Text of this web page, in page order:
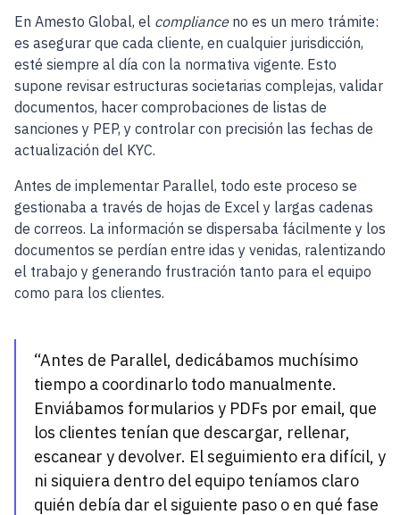
En Amesto Global, el complianceno es un mero trámite:
es asegurar que cada cliente, en cualquier jurisdicción,
esté siempre al día con la normativa vigente. Esto
supone revisar estructuras societarias complejas, validar
documentos, hacer comprobaciones de listas de
sanciones y PEP, y controlar con precisión las fechas de
actualización del KYC.
Antes de implementar Parallel, todo este proceso se
gestionaba a través de hojas de Excel y largas cadenas
de correos. La información se dispersaba fácilmente y los
documentos se perdían entre idas y venidas, ralentizando
el trabajo y generando frustración tanto para el equipo
como para los clientes.
“Antes de Parallel, dedicábamos muchísimo
tiempo a coordinarlo todo manualmente.
Enviábamos formularios y PDFs por email, que
los clientes tenían que descargar, rellenar,
escanear y devolver. El seguimiento era difícil, y
ni siquiera dentro del equipo teníamos claro
quién debía dar el siguiente paso o en qué fase